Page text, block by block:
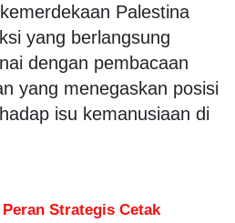
Palestina
yang berlangsung
dengan pembacaan
yang menegaskan posisi
isu kemanusiaan di
Strategis Cetak